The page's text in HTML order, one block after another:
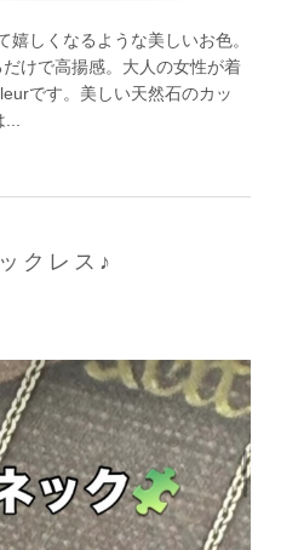
しくなるような美しいお色。
けで高揚感。大人の女性が着
です。美しい天然石のカッ
...
クレス♪